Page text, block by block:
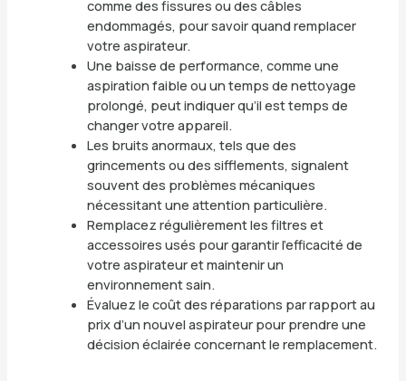
comme des fissures ou des câbles
endommagés, pour savoir quand remplacer
votre aspirateur.
Une baisse de performance, comme une
aspiration faible ou un temps de nettoyage
prolongé, peut indiquer qu’il est temps de
changer votre appareil.
Les bruits anormaux, tels que des
grincements ou des sifflements, signalent
souvent des problèmes mécaniques
nécessitant une attention particulière.
Remplacez régulièrement les filtres et
accessoires usés pour garantir l’efficacité de
votre aspirateur et maintenir un
environnement sain.
Évaluez le coût des réparations par rapport au
prix d’un nouvel aspirateur pour prendre une
décision éclairée concernant le remplacement.